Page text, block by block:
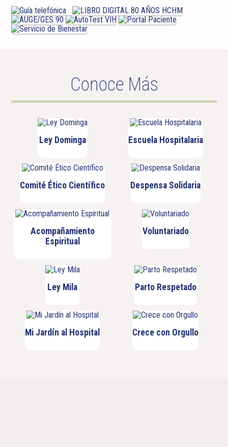
Conoce Más
Ley Dominga Escuela Hospitalaria
Comité Ético Científico Despensa Solidaria
Acompañamiento
Espiritual
Voluntariado
Ley Mila Parto Respetado
Mi Jardín al Hospital Crece con Orgullo